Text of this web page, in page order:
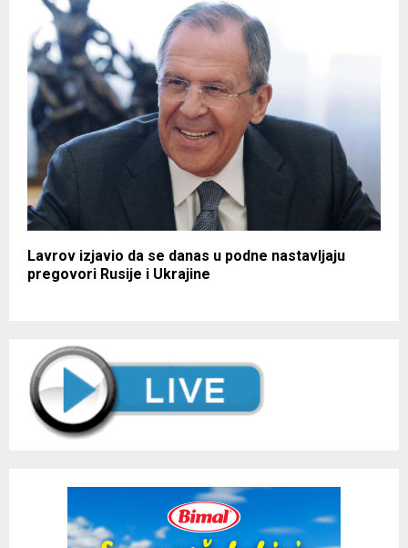
Lavrov izjavio da se danas u podne nastavljaju
pregovori Rusije i Ukrajine